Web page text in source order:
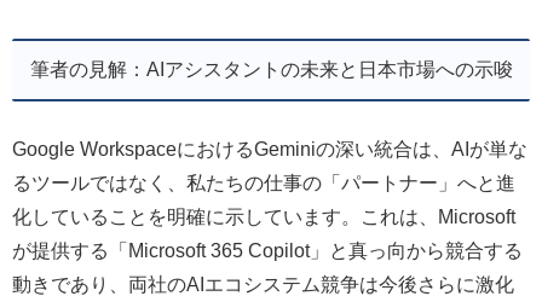
筆者の見解：AIアシスタントの未来と日本市場への示唆
Google WorkspaceにおけるGeminiの深い統合は、AIが単な
るツールではなく、私たちの仕事の「パートナー」へと進
化していることを明確に示しています。これは、Microsoft
が提供する「Microsoft 365 Copilot」と真っ向から競合する
動きであり、両社のAIエコシステム競争は今後さらに激化